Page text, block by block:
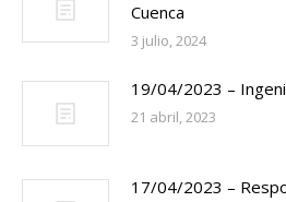
Cuenca
3 julio, 2024
19/04/2023 –
21 abril, 2023
17/04/2023 –